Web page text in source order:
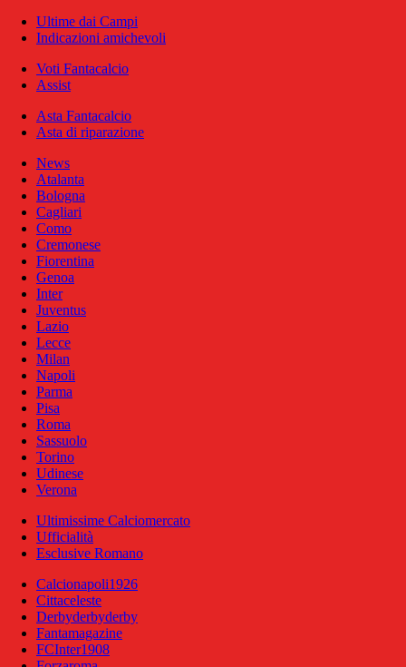
Ultime dai Campi
Indicazioni amichevoli
Voti Fantacalcio
Assist
Asta Fantacalcio
Asta di riparazione
News
Atalanta
Bologna
Cagliari
Como
Cremonese
Fiorentina
Genoa
Inter
Juventus
Lazio
Lecce
Milan
Napoli
Parma
Pisa
Roma
Sassuolo
Torino
Udinese
Verona
Ultimissime Calciomercato
Ufficialità
Esclusive Romano
Calcionapoli1926
Cittaceleste
Derbyderbyderby
Fantamagazine
FCInter1908